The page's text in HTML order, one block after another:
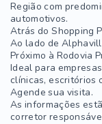
Região com
automotivos.
Atrás do Shopping
Ao lado de
Próximo à Rodovia
Ideal para
clínicas, escritórios
Agende sua visita.
As informações
corretor